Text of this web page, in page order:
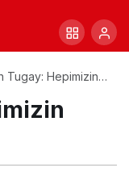
Tugay: Hepimizin
için sahada